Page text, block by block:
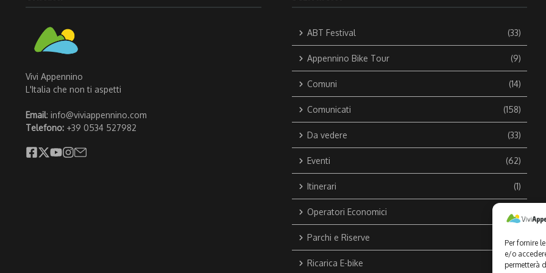
Per fornire
e/o
permetterà
Vivi Appennino
L'Italia che non ti aspetti
Email: info@viviappennino.com
Telefono: +39 0534 527982
ABT Festival (33)
Appennino Bike Tour (9)
Comuni (14)
Comunicati (158)
Da vedere (33)
Eventi (62)
Itinerari (1)
Operatori Economici (44)
Parchi e Riserve (1)
Ricarica E-bike (1)